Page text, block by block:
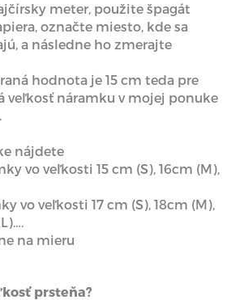
meter, použite špagát
označte miesto, kde sa
a následne ho zmerajte
hodnota je 15 cm teda pre
veľkosť náramku v mojej ponuke
nájdete
vo veľkosti 15 cm (S), 16cm (M),
vo veľkosti 17 cm (S), 18cm (M),
na mieru
prsteňa?